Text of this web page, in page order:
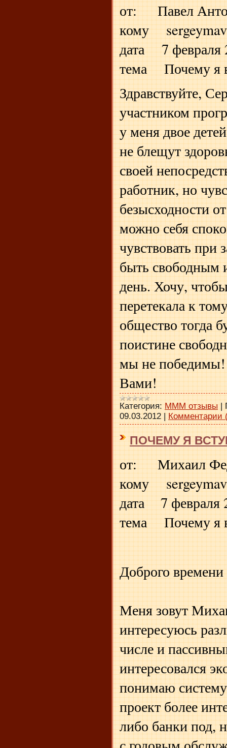
от: Павел
кому
дата 7 февраля
тема Почему я
Здравствуйте,
участником
у меня двое
не блещут
своей
работник, но
безысходности
можно себя
чувствовать при
быть свободным
день. Хочу,
перетекала к
общество тогда
поистине
мы не
Вами!
Категория: МММ отзывы
09.03.2012
Комментарии
ПОЧЕМУ Я
от: Михаил
кому
дата 7 февраля
тема Почему я
Доброго
Меня зовут
интересуюсь
числе и
интересовался
понимаю
проект более
либо банки под,